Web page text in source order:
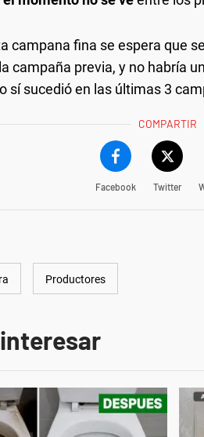
campana fina se espera que
campaña previa, y no habría
sí sucedió en las últimas 3
COMPARTIR
Facebook Twitter
Productores